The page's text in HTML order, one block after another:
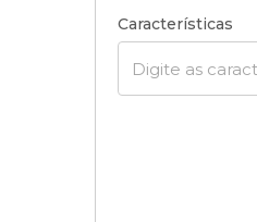
Características